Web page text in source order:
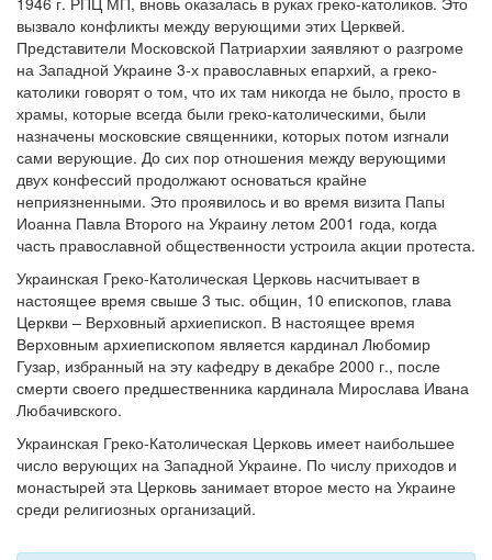
вызвало конфликты между верующими этих Церквей.
Представители Московской Патриархии заявляют о разгроме
на Западной Украине 3-х православных епархий, а греко-
католики говорят о том, что их там никогда не было, просто в
храмы, которые всегда были греко-католическими, были
назначены московские священники, которых потом изгнали
сами верующие. До сих пор отношения между верующими
двух конфессий продолжают основаться крайне
неприязненными. Это проявилось и во время визита Папы
Иоанна Павла Второго на Украину летом 2001 года, когда
часть православной общественности устроила акции протеста.
Украинская Греко-Католическая Церковь насчитывает в
настоящее время свыше 3 тыс. общин, 10 епископов, глава
Церкви – Верховный архиепископ. В настоящее время
Верховным архиепископом является кардинал Любомир
Гузар, избранный на эту кафедру в декабре 2000 г., после
смерти своего предшественника кардинала Мирослава Ивана
Любачивского.
Украинская Греко-Католическая Церковь имеет наибольшее
число верующих на Западной Украине. По числу приходов и
монастырей эта Церковь занимает второе место на Украине
среди религиозных организаций.